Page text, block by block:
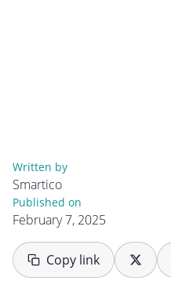
Written by
Smartico
Published on
February 7, 2025
Copy link